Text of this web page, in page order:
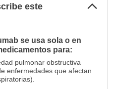
este
se usa sola o en
para:
pulmonar obstructiva
enfermedades que afectan